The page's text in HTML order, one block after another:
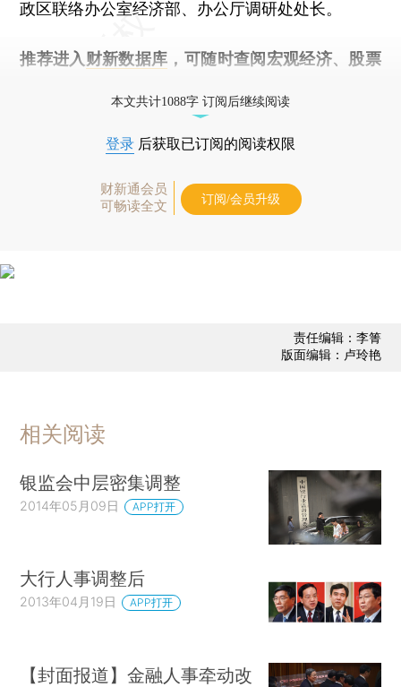
政区联络办公室经济部、办公厅调研处处长。
推荐进入 财新数据库 ，可随时查阅宏观经济、股票
本文共计1088字 订阅后继续阅读
登录 后获取已订阅的阅读权限
财新通会员
可畅读全文
订阅/会员升级
责任编辑：李箐
版面编辑：卢玲艳
相关阅读
银监会中层密集调整
2014年05月09日 APP打开
大行人事调整后
2013年04月19日 APP打开
【封面报道】金融人事牵动改